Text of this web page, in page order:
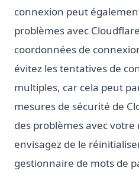
connexion peut
problèmes avec
coordonnées de
évitez les tentatives de
multiples, car cela peut
mesures de sécurité de
des problèmes avec votre
envisagez de le
gestionnaire de mots de